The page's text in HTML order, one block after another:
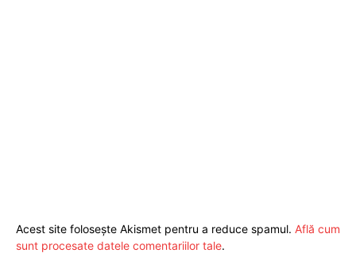
Acest site folosește Akismet pentru a reduce spamul. Află cum
sunt procesate datele comentariilor tale.